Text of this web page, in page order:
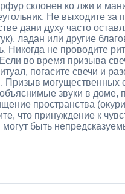
склонен ко лжи и
Не выходите за
дани духу часто
ладан или другие
Никогда не проводите
во время призыва
погасите свечи и
Призыв могущественных
звуки в доме,
пространства
что принуждение к
быть